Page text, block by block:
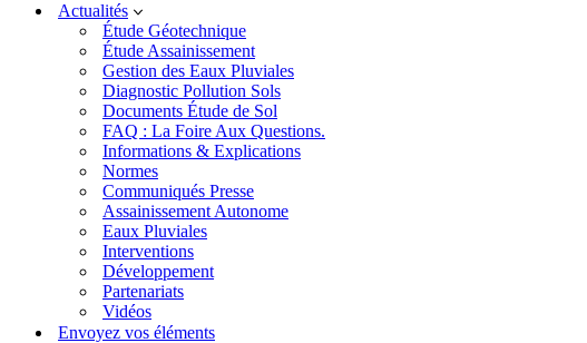
Actualités
Étude Géotechnique
Étude Assainissement
Gestion des Eaux Pluviales
Diagnostic Pollution Sols
Documents Étude de Sol
FAQ : La Foire Aux Questions.
Informations & Explications
Normes
Communiqués Presse
Assainissement Autonome
Eaux Pluviales
Interventions
Développement
Partenariats
Vidéos
Envoyez vos éléments